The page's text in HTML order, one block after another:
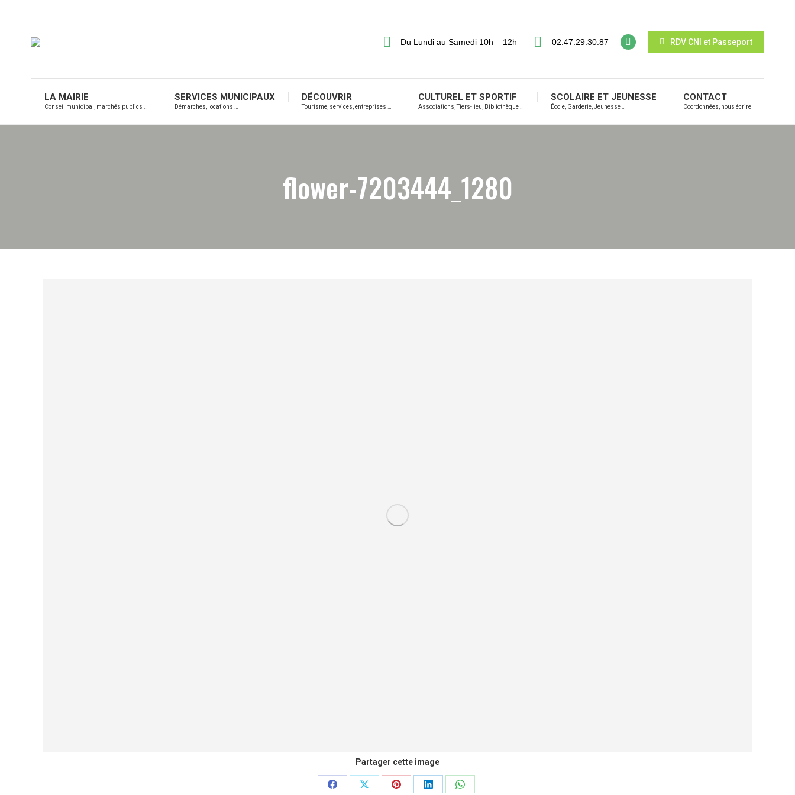
Du Lundi au Samedi 10h – 12h 02.47.29.30.87 RDV CNI et Passeport
LA MAIRIE
Conseil municipal, marchés publics …
SERVICES MUNICIPAUX
Démarches, locations …
DÉCOUVRIR
Tourisme, services, entreprises …
CULTUREL ET SPORTIF
Associations, Tiers-lieu, Bibliothèque …
SCOLAIRE ET JEUNESSE
École, Garderie, Jeunesse …
CONTACT
Coordonnées, nous écrire
flower-7203444_1280
Partager cette image
PartagerPartagerPartagerPartagerPartager